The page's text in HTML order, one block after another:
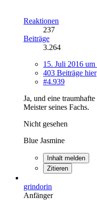
Reaktionen
237
Beiträge
3.264
15. Juli 2016 um
403 Beiträge hier
#4.939
Ja, und eine
Meister seines Fachs.
Nicht gesehen
Blue Jasmine
Inhalt melden
Zitieren
grindorin
Anfänger